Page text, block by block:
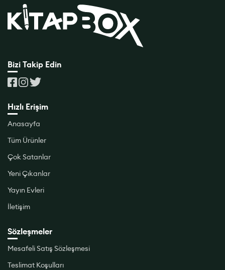
Bizi Takip Edin
Hızlı Erişim
Anasayfa
Tüm Ürünler
Çok Satanlar
Yeni Çıkanlar
Yayın Evleri
İletişim
Sözleşmeler
Mesafeli Satış Sözleşmesi
Teslimat Koşulları